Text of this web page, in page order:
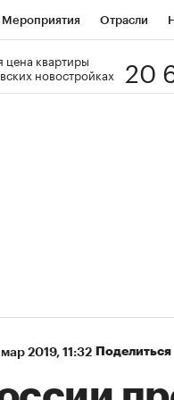
Мероприятия Отрасли
цена квартиры
новостройках
20
2019, 11:32 Поделиться